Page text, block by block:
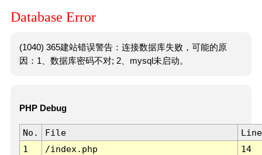
Database Error
(1040) 365建站错误警告：连接数据库失败，可能的原
因：1、数据库密码不对; 2、mysql未启动。
PHP Debug
No. File
Line
1
/index.php 14